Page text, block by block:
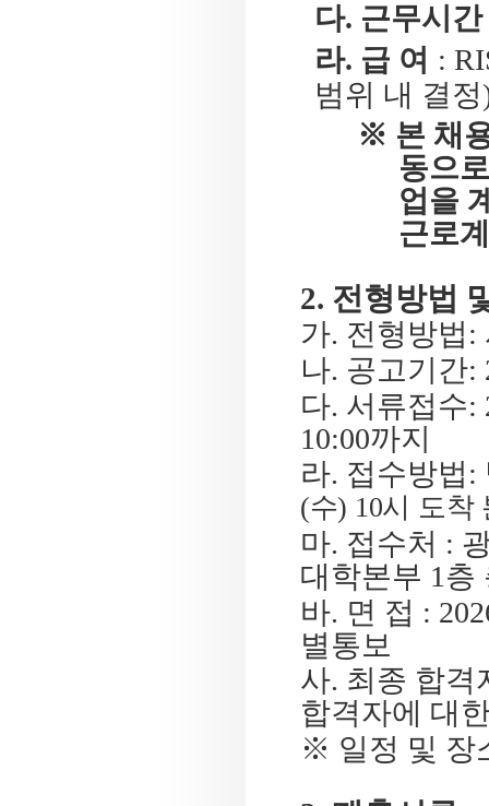
다. 근무시간
라. 급 여 :
범위 내 결정
※ 본 채
동으
업을
근로
2. 전형방법
가. 전형방법:
나. 공고기간:
다. 서류접수:
10:00까지
라. 접수방법:
(수) 10시 도착
마. 접수처 :
대학본부 1 층
바. 면 접 :
별통보
사. 최종 합
합격자에 대
※ 일정 및 장